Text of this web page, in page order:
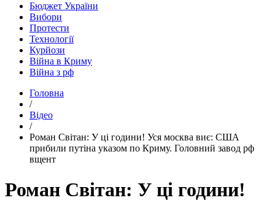
Бюджет України
Вибори
Протести
Технології
Курйози
Війна в Криму
Війна з рф
Головна
/
Відео
/
​Роман Світан: У ці години! Уся москва виє: США
прибили путіна указом по Криму. Головний завод рф
вщент
Роман Світан: У ці години!